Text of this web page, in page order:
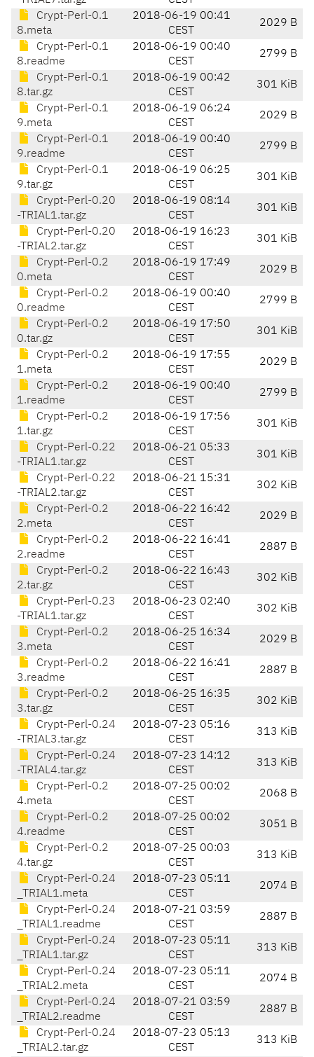
Crypt-Perl-0.1
8.meta
2018-06-19 00:41
CEST
2029 B
Crypt-Perl-0.1
8.readme
2018-06-19 00:40
CEST
2799 B
Crypt-Perl-0.1
8.tar.gz
2018-06-19 00:42
CEST
301 KiB
Crypt-Perl-0.1
9.meta
2018-06-19 06:24
CEST
2029 B
Crypt-Perl-0.1
9.readme
2018-06-19 00:40
CEST
2799 B
Crypt-Perl-0.1
9.tar.gz
2018-06-19 06:25
CEST
301 KiB
Crypt-Perl-0.20
-TRIAL1.tar.gz
2018-06-19 08:14
CEST
301 KiB
Crypt-Perl-0.20
-TRIAL2.tar.gz
2018-06-19 16:23
CEST
301 KiB
Crypt-Perl-0.2
0.meta
2018-06-19 17:49
CEST
2029 B
Crypt-Perl-0.2
0.readme
2018-06-19 00:40
CEST
2799 B
Crypt-Perl-0.2
0.tar.gz
2018-06-19 17:50
CEST
301 KiB
Crypt-Perl-0.2
1.meta
2018-06-19 17:55
CEST
2029 B
Crypt-Perl-0.2
1.readme
2018-06-19 00:40
CEST
2799 B
Crypt-Perl-0.2
1.tar.gz
2018-06-19 17:56
CEST
301 KiB
Crypt-Perl-0.22
-TRIAL1.tar.gz
2018-06-21 05:33
CEST
301 KiB
Crypt-Perl-0.22
-TRIAL2.tar.gz
2018-06-21 15:31
CEST
302 KiB
Crypt-Perl-0.2
2.meta
2018-06-22 16:42
CEST
2029 B
Crypt-Perl-0.2
2.readme
2018-06-22 16:41
CEST
2887 B
Crypt-Perl-0.2
2.tar.gz
2018-06-22 16:43
CEST
302 KiB
Crypt-Perl-0.23
-TRIAL1.tar.gz
2018-06-23 02:40
CEST
302 KiB
Crypt-Perl-0.2
3.meta
2018-06-25 16:34
CEST
2029 B
Crypt-Perl-0.2
3.readme
2018-06-22 16:41
CEST
2887 B
Crypt-Perl-0.2
3.tar.gz
2018-06-25 16:35
CEST
302 KiB
Crypt-Perl-0.24
-TRIAL3.tar.gz
2018-07-23 05:16
CEST
313 KiB
Crypt-Perl-0.24
-TRIAL4.tar.gz
2018-07-23 14:12
CEST
313 KiB
Crypt-Perl-0.2
4.meta
2018-07-25 00:02
CEST
2068 B
Crypt-Perl-0.2
4.readme
2018-07-25 00:02
CEST
3051 B
Crypt-Perl-0.2
4.tar.gz
2018-07-25 00:03
CEST
313 KiB
Crypt-Perl-0.24
_TRIAL1.meta
2018-07-23 05:11
CEST
2074 B
Crypt-Perl-0.24
_TRIAL1.readme
2018-07-21 03:59
CEST
2887 B
Crypt-Perl-0.24
_TRIAL1.tar.gz
2018-07-23 05:11
CEST
313 KiB
Crypt-Perl-0.24
_TRIAL2.meta
2018-07-23 05:11
CEST
2074 B
Crypt-Perl-0.24
_TRIAL2.readme
2018-07-21 03:59
CEST
2887 B
Crypt-Perl-0.24
_TRIAL2.tar.gz
2018-07-23 05:13
CEST
313 KiB